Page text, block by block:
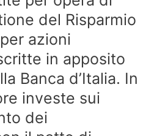
del Risparmio
azioni
in apposito
Banca d’Italia. In
investe sui
dei